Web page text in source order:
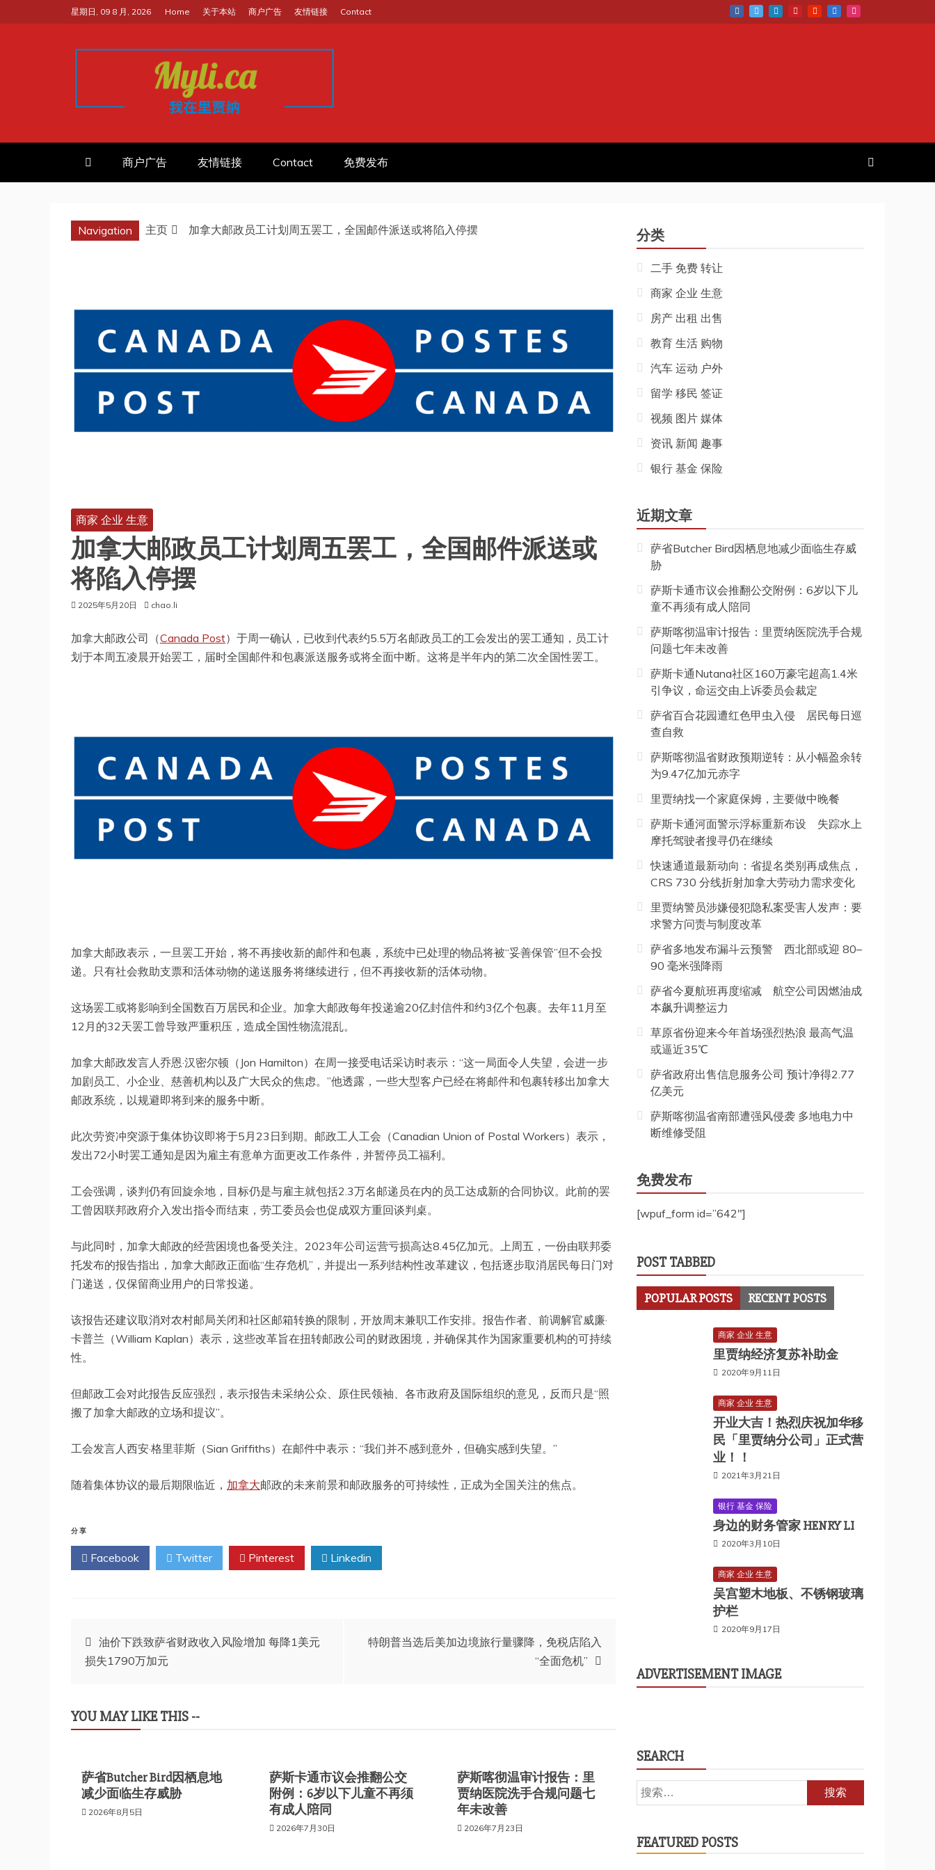
至
星期日, 09 8 月, 2026 Home 关于本站 商户广告 友情链接 Contact
我的里贾纳REGINA
商户广告 友情链接 Contact 免费发布
Navigation 主页 加拿大邮政员工计划周五罢工，全国邮件派送或将陷入停摆
商家 企业 生意
加拿大邮政员工计划周五罢工，全国邮件派送或
将陷入停摆
2025年5月20日 chao.li
加拿大邮政公司（Canada Post）于周一确认，已收到代表约5.5万名邮政员工的工会发出的罢工通知，员工计
划于本周五凌晨开始罢工，届时全国邮件和包裹派送服务或将全面中断。这将是半年内的第二次全国性罢工。
加拿大邮政表示，一旦罢工开始，将不再接收新的邮件和包裹，系统中已处理的物品将被“妥善保管”但不会投
递。只有社会救助支票和活体动物的递送服务将继续进行，但不再接收新的活体动物。
这场罢工或将影响到全国数百万居民和企业。加拿大邮政每年投递逾20亿封信件和约3亿个包裹。去年11月至
12月的32天罢工曾导致严重积压，造成全国性物流混乱。
加拿大邮政发言人乔恩·汉密尔顿（Jon Hamilton）在周一接受电话采访时表示：“这一局面令人失望，会进一步
加剧员工、小企业、慈善机构以及广大民众的焦虑。”他透露，一些大型客户已经在将邮件和包裹转移出加拿大
邮政系统，以规避即将到来的服务中断。
此次劳资冲突源于集体协议即将于5月23日到期。邮政工人工会（Canadian Union of Postal Workers）表示，
发出72小时罢工通知是因为雇主有意单方面更改工作条件，并暂停员工福利。
工会强调，谈判仍有回旋余地，目标仍是与雇主就包括2.3万名邮递员在内的员工达成新的合同协议。此前的罢
工曾因联邦政府介入发出指令而结束，劳工委员会也促成双方重回谈判桌。
与此同时，加拿大邮政的经营困境也备受关注。2023年公司运营亏损高达8.45亿加元。上周五，一份由联邦委
托发布的报告指出，加拿大邮政正面临“生存危机”，并提出一系列结构性改革建议，包括逐步取消居民每日门对
门递送，仅保留商业用户的日常投递。
该报告还建议取消对农村邮局关闭和社区邮箱转换的限制，开放周末兼职工作安排。报告作者、前调解官威廉·
卡普兰（William Kaplan）表示，这些改革旨在扭转邮政公司的财政困境，并确保其作为国家重要机构的可持续
性。
但邮政工会对此报告反应强烈，表示报告未采纳公众、原住民领袖、各市政府及国际组织的意见，反而只是“照
搬了加拿大邮政的立场和提议”。
工会发言人西安·格里菲斯（Sian Griffiths）在邮件中表示：“我们并不感到意外，但确实感到失望。”
随着集体协议的最后期限临近， 加拿大邮政的未来前景和邮政服务的可持续性，正成为全国关注的焦点。
分享
Facebook Twitter Pinterest Linkedin
文
章
导
油价下跌致萨省财政收入风险增加 每降1美元
损失1790万加元
特朗普当选后美加边境旅行量骤降，免税店陷入
“全面危机”
YOU MAY LIKE THIS --
萨省Butcher Bird因栖息地
减少面临生存威胁
2026年8月5日
萨斯卡通市议会推翻公交
附例：6岁以下儿童不再须
有成人陪同
2026年7月30日
萨斯喀彻温审计报告：里
贾纳医院洗手合规问题七
年未改善
2026年7月23日
分类
二手 免费 转让
商家 企业 生意
房产 出租 出售
教育 生活 购物
汽车 运动 户外
留学 移民 签证
视频 图片 媒体
资讯 新闻 趣事
银行 基金 保险
近期文章
萨省Butcher Bird因栖息地减少面临生存威
胁
萨斯卡通市议会推翻公交附例：6岁以下儿
童不再须有成人陪同
萨斯喀彻温审计报告：里贾纳医院洗手合规
问题七年未改善
萨斯卡通Nutana社区160万豪宅超高1.4米
引争议，命运交由上诉委员会裁定
萨省百合花园遭红色甲虫入侵 居民每日巡
查自救
萨斯喀彻温省财政预期逆转：从小幅盈余转
为9.47亿加元赤字
里贾纳找一个家庭保姆，主要做中晚餐
萨斯卡通河面警示浮标重新布设 失踪水上
摩托驾驶者搜寻仍在继续
快速通道最新动向：省提名类别再成焦点，
CRS 730 分线折射加拿大劳动力需求变化
里贾纳警员涉嫌侵犯隐私案受害人发声：要
求警方问责与制度改革
萨省多地发布漏斗云预警 西北部或迎 80–
90 毫米强降雨
萨省今夏航班再度缩减 航空公司因燃油成
本飙升调整运力
草原省份迎来今年首场强烈热浪 最高气温
或逼近35℃
萨省政府出售信息服务公司 预计净得2.77
亿美元
萨斯喀彻温省南部遭强风侵袭 多地电力中
断维修受阻
免费发布
[wpuf_form id=”642″]
POST TABBED
POPULAR POSTS RECENT POSTS
商家 企业 生意
里贾纳经济复苏补助金
2020年9月11日
商家 企业 生意
开业大吉！热烈庆祝加华移
民「里贾纳分公司」正式营
业！！
2021年3月21日
银行 基金 保险
身边的财务管家 HENRY LI
2020年3月10日
商家 企业 生意
吴宫塑木地板、不锈钢玻璃
护栏
2020年9月17日
ADVERTISEMENT IMAGE
SEARCH
搜
索：
FEATURED POSTS